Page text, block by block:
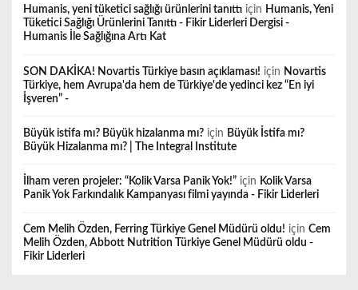
Humanis, yeni tüketici sağlığı ürünlerini tanıttı için Humanis, Yeni
Tüketici Sağlığı Ürünlerini Tanıttı - Fikir Liderleri Dergisi -
Humanis İle Sağlığına Artı Kat
SON DAKİKA! Novartis Türkiye basın açıklaması! için Novartis
Türkiye, hem Avrupa'da hem de Türkiye'de yedinci kez “En iyi
İşveren” -
Büyük istifa mı? Büyük hizalanma mı? için Büyük İstifa mı?
Büyük Hizalanma mı? | The Integral Institute
İlham veren projeler: “Kolik Varsa Panik Yok!” için Kolik Varsa
Panik Yok Farkındalık Kampanyası filmi yayında - Fikir Liderleri
Cem Melih Özden, Ferring Türkiye Genel Müdürü oldu! için Cem
Melih Özden, Abbott Nutrition Türkiye Genel Müdürü oldu -
Fikir Liderleri